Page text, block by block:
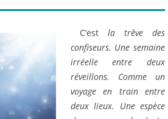
C’est la trêve des
confiseurs. Une semaine
irréelle entre deux
réveillons. Comme un
voyage en train entre
deux lieux. Une espèce